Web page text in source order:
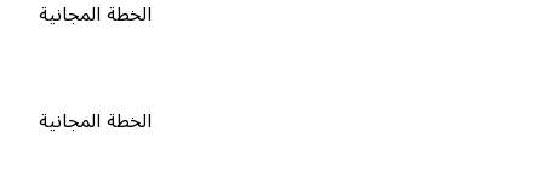
الخطة المجانية
الخطة المجانية